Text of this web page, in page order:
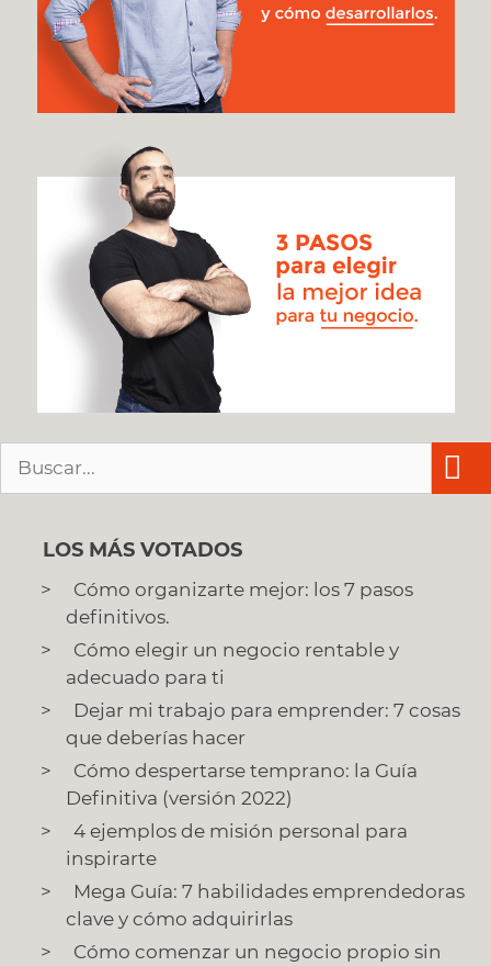
LOS MÁS VOTADOS
Cómo organizarte mejor: los 7 pasos
definitivos.
Cómo elegir un negocio rentable y
adecuado para ti
Dejar mi trabajo para emprender: 7 cosas
que deberías hacer
Cómo despertarse temprano: la Guía
Definitiva (versión 2022)
4 ejemplos de misión personal para
inspirarte
Mega Guía: 7 habilidades emprendedoras
clave y cómo adquirirlas
Cómo comenzar un negocio propio sin